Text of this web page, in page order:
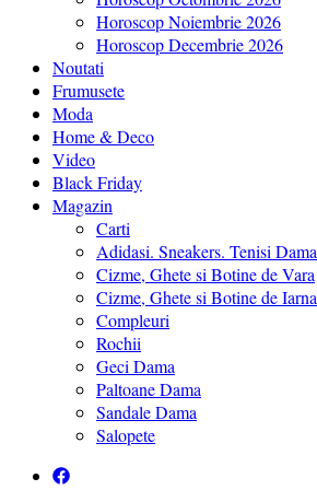
Horoscop Noiembrie 2026
Horoscop Decembrie 2026
Noutati
Frumusete
Moda
Home & Deco
Video
Black Friday
Magazin
Carti
Adidasi. Sneakers. Tenisi Dama
Cizme, Ghete si Botine de Vara
Cizme, Ghete si Botine de Iarna
Compleuri
Rochii
Geci Dama
Paltoane Dama
Sandale Dama
Salopete